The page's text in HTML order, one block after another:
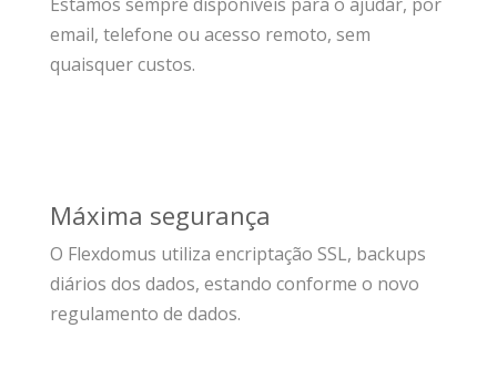
email, telefone ou acesso remoto, sem
quaisquer custos.
Máxima segurança
O Flexdomus utiliza encriptação SSL, backups
diários dos dados, estando conforme o novo
regulamento de dados.